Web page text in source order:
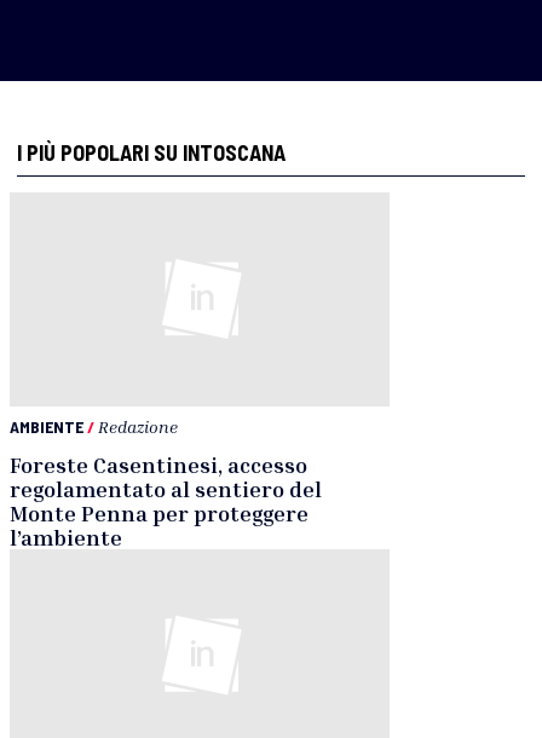
I PIÙ POPOLARI SU INTOSCANA
AMBIENTE/ Redazione
Foreste Casentinesi, accesso
regolamentato al sentiero del
Monte Penna per proteggere
l’ambiente